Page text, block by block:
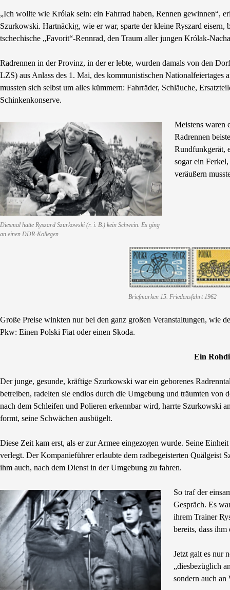
„Ich wollte wie Królak sein: ein Fahrrad haben, Rennen gewinnen“,
Szurkowski. Hartnäckig, wie er war, sparte der kleine Ryszard eisern,
tschechische „Favorit“-Rennrad, den Traum aller jungen Królak-
Radrennen in der Provinz, in der er lebte, wurden damals von den
LZS) aus Anlass des 1. Mai, des kommunistischen
mussten sich selbst um alles kümmern: Fahrräder, Schläuche,
Schinkenkonserve.
Diesmal hatte Ryszard Szurkowski (r. i. B.) kein Schwein. Es ging
an einen DDR-Kollegen
Meistens waren
Radrennen
Rundfunkgerät,
sogar ein
veräußern
Briefmarken 15. Friedensfahrt 1962
Große Preise winkten nur bei den ganz großen Veranstaltungen, wie
Pkw: Einen Polski Fiat oder einen Skoda.
Ein
Der junge, gesunde, kräftige Szurkowski war ein geborenes
betreiben, radelten sie endlos durch die Umgebung und träumten von
nach dem Schleifen und Polieren erkennbar wird, harrte Szurkowski
formt, seine Schwächen ausbügelt.
Diese Zeit kam erst, als er zur Armee eingezogen wurde. Seine
verlegt. Der Kompanieführer erlaubte dem radbegeisterten Quälgeist
ihm auch, nach dem Dienst in der Umgebung zu fahren.
So traf der
Gespräch. Es
ihrem Trainer
bereits, dass ihm
Jetzt galt es nur
„diesbezüglich
sondern auch an